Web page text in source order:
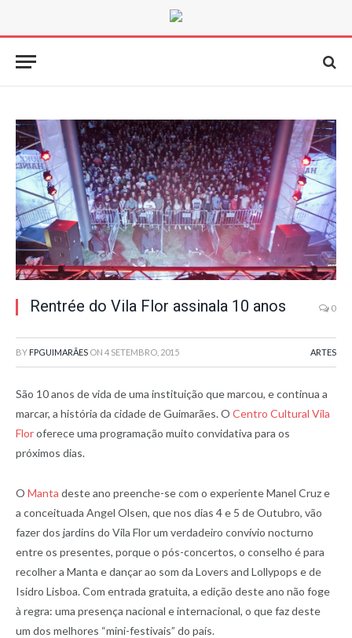
Rentrée do Vila Flor assinala 10 anos 0
BY FPGUIMARÃES ON 4 SETEMBRO, 2015 ARTES
São 10 anos de vida de uma instituição que marcou, e continua a
marcar, a história da cidade de Guimarães. O Centro Cultural Vila
Floroferece uma programação muito convidativa para os
próximos dias.
O Manta deste ano preenche-se com o experiente Manel Cruz e
a conceituada Angel Olsen, que nos dias 4 e 5 de Outubro, vão
fazer dos jardins do Vila Flor um verdadeiro convívio nocturno
entre os presentes, porque o pós-concertos, o conselho é para
recolher a Manta e dançar ao som da Lovers and Lollypops e de
Isidro Lisboa. Com entrada gratuita, a edição deste ano não foge
à regra: uma presença nacional e internacional, o que faz deste
um dos melhores “mini-festivais” do país.